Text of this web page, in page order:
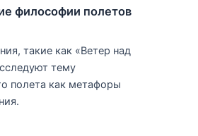
философии полетов
такие как «Ветер над
тему
полета как метафоры